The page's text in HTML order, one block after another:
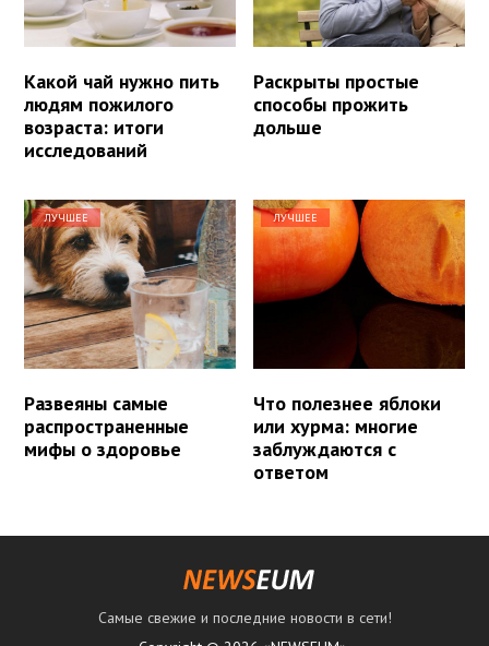
Какой чай нужно пить
людям пожилого
возраста: итоги
исследований
Раскрыты простые
способы прожить
дольше
ЛУЧШЕЕ
Развеяны самые
распространенные
мифы о здоровье
ЛУЧШЕЕ
Что полезнее яблоки
или хурма: многие
заблуждаются с
ответом
Самые свежие и последние новости в сети!